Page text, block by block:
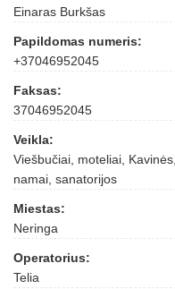
Einaras Burkšas
Papildomas numeris:
+37046952045
Faksas:
37046952045
Veikla:
Viešbučiai, moteliai,
namai, sanatorijos
Miestas:
Neringa
Operatorius:
Telia